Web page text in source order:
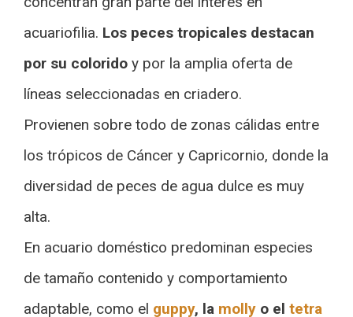
acuariofilia. Los peces tropicales destacan
por su colorido y por la amplia oferta de
líneas seleccionadas en criadero.
Provienen sobre todo de zonas cálidas entre
los trópicos de Cáncer y Capricornio, donde la
diversidad de peces de agua dulce es muy
alta.
En acuario doméstico predominan especies
de tamaño contenido y comportamiento
adaptable, como el guppy, la molly o el tetra